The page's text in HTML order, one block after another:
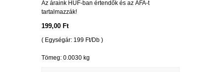
Az áraink HUF-ban értendők és az ÁFA-t
tartalmazzák!
199,00 Ft
( Egységár: 199 Ft/Db )
Tömeg: 0.0030 kg